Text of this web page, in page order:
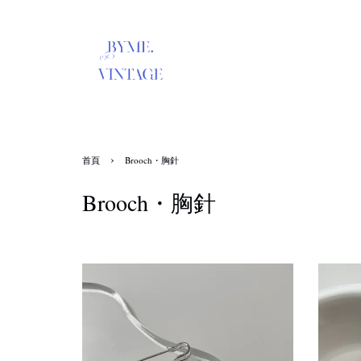
首頁 › Brooch・胸針
Brooch・胸針